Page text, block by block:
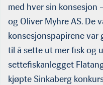
med hver sin konsesjon
og Oliver Myhre AS. De
konsesjonspapirene var
til å sette ut mer fisk og
settefiskanlegget
kjøpte Sinkaberg